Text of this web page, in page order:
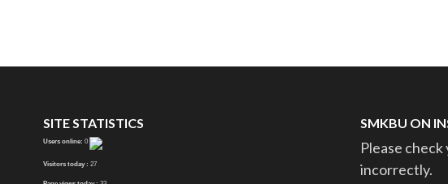
SITE STATISTICS
Users online: 0
Visitors today : 27
SMKBU ON
Please
incorrectly.